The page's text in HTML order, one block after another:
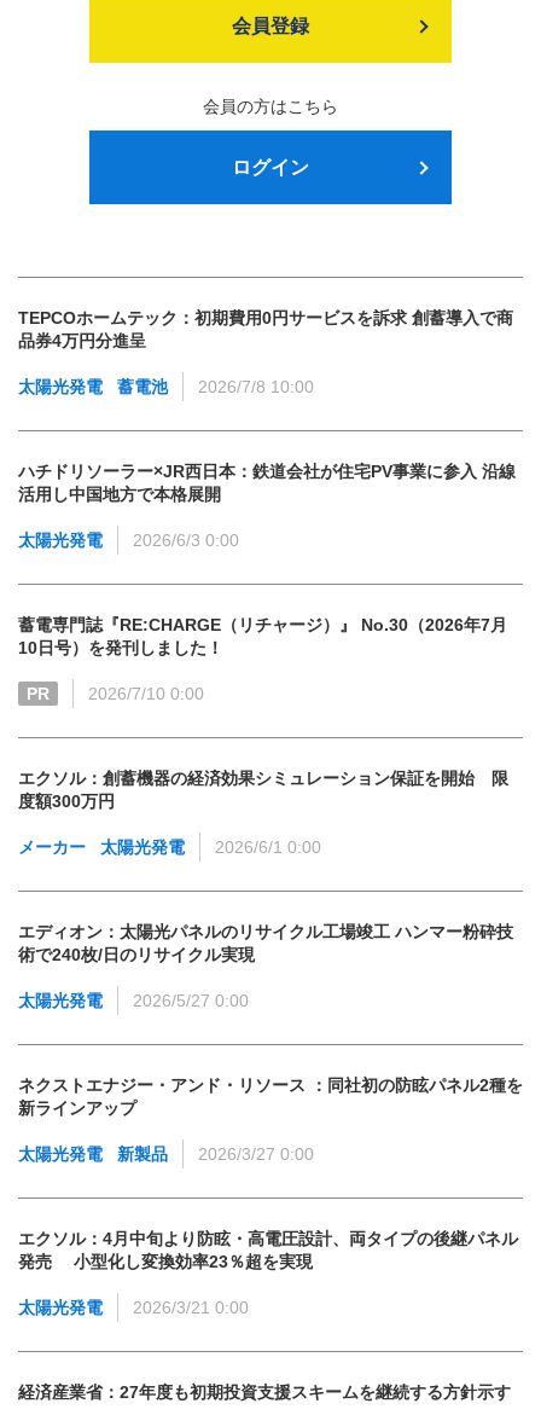
会員登録
会員の方はこちら
ログイン
TEPCOホームテック：初期費用0円サービスを訴求 創蓄導入で商
品券4万円分進呈
太陽光発電 蓄電池 2026/7/8 10:00
ハチドリソーラー×JR西日本：鉄道会社が住宅PV事業に参入 沿線
活用し中国地方で本格展開
太陽光発電 2026/6/3 0:00
蓄電専門誌『RE:CHARGE（リチャージ）』 No.30（2026年7月
10日号）を発刊しました！
PR 2026/7/10 0:00
エクソル：創蓄機器の経済効果シミュレーション保証を開始 限
度額300万円
メーカー 太陽光発電 2026/6/1 0:00
エディオン：太陽光パネルのリサイクル工場竣工 ハンマー粉砕技
術で240枚/日のリサイクル実現
太陽光発電 2026/5/27 0:00
ネクストエナジー・アンド・リソース ：同社初の防眩パネル2種を
新ラインアップ
太陽光発電 新製品 2026/3/27 0:00
エクソル：4月中旬より防眩・高電圧設計、両タイプの後継パネル
発売 小型化し変換効率23％超を実現
太陽光発電 2026/3/21 0:00
経済産業省：27年度も初期投資支援スキームを継続する方針示す